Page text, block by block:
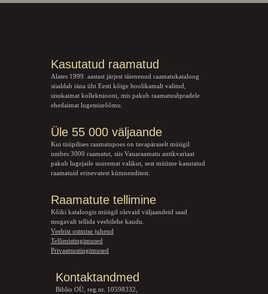
Kasutatud raamatud
Alates 1999. aastast järjest täienenud raamatukataloog
sisaldab täna üht Eesti kõige hoolikamalt valitud,
sisukaimat kollektsiooni, mis pakub raamatusõpradele
ehedaimat lugemisrõõmu.
Üle 55 000 väljaande
Kui tüüpilises raamatupoes on tavapäraselt müügil
umbes 3000 raamatut, siis Vanaraamatu antikvariaat
pakub lugejaile suuremat valikut, sest müüme kasutatud
raamatuid erinevatest kümnenditest.
Raamatute tellimine
Kõiki kataloogis müügil olevaid väljaandeid saad
mugavalt tellida veebilehe kaudu.
Veebist ostmise juhend
Tellimistingimused
Privaatsustingimused
Kontaktandmed
Biblio OÜ, reg.nr. 10598332,